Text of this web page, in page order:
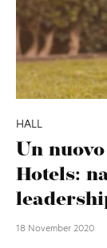
HALL
Un
Hotels:
18 November 2020